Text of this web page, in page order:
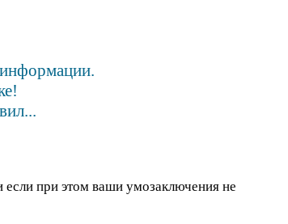
при этом ваши умозаключения не